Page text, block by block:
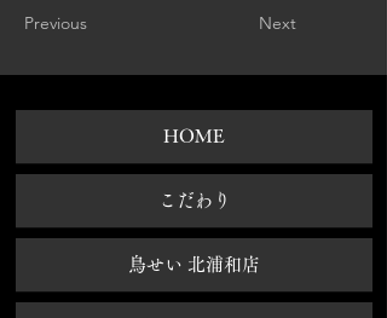
Previous Next
HOME
​こだわり
鳥せい 北浦和店